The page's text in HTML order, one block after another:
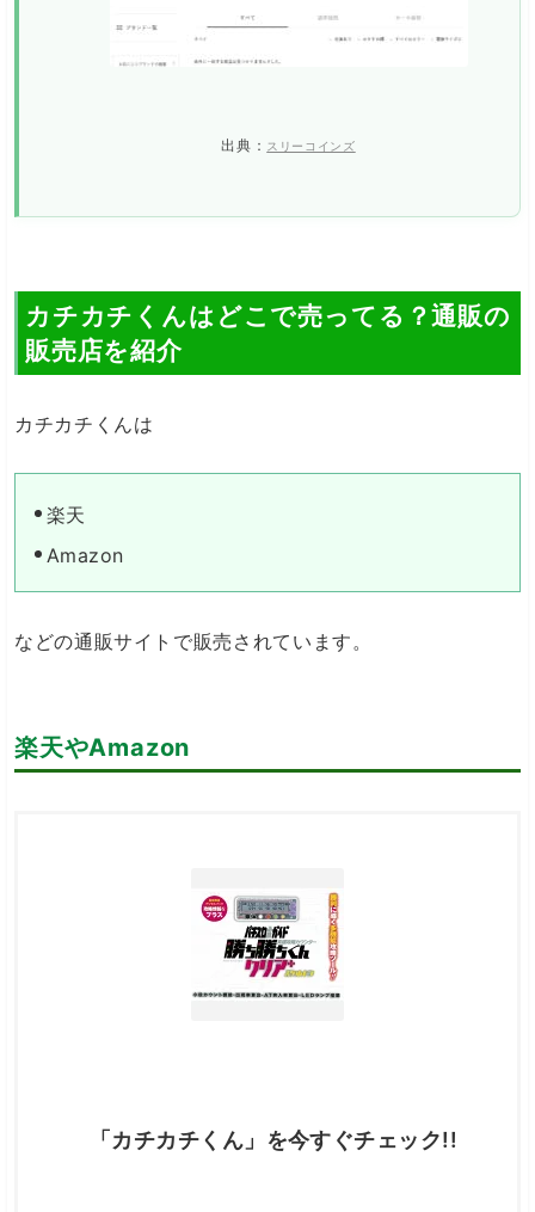
出典： スリーコインズ
カチカチくんはどこで売ってる？通販の
販売店を紹介
カチカチくんは
楽天
Amazon
などの通販サイトで販売されています。
楽天やAmazon
「カチカチくん」を今すぐチェック!!